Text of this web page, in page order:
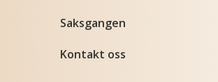
Saksgangen
Kontakt oss